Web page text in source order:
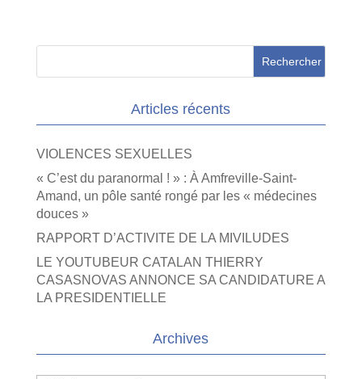
Articles récents
VIOLENCES SEXUELLES
« C’est du paranormal ! » : À Amfreville-Saint-
Amand, un pôle santé rongé par les « médecines
douces »
RAPPORT D’ACTIVITE DE LA MIVILUDES
LE YOUTUBEUR CATALAN THIERRY
CASASNOVAS ANNONCE SA CANDIDATURE A
LA PRESIDENTIELLE
Archives